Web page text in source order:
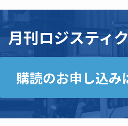
月刊ロジスティ
購読のお申し込み